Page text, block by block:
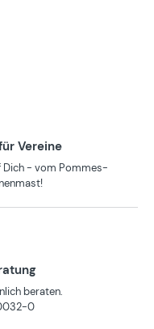
Vereine
Dich - vom Pommes-
beraten.
0